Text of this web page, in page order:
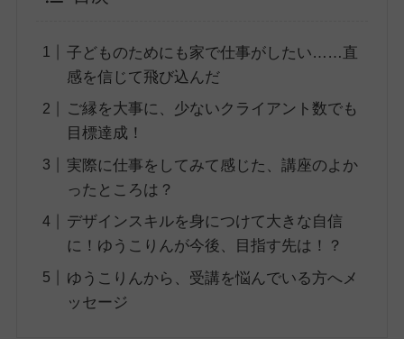
子どものためにも家で仕事がしたい……直
感を信じて飛び込んだ
ご縁を大事に、少ないクライアント数でも
目標達成！
実際に仕事をしてみて感じた、講座のよか
ったところは？
デザインスキルを身につけて大きな自信
に！ゆうこりんが今後、目指す先は！？
ゆうこりんから、受講を悩んでいる方へメ
ッセージ